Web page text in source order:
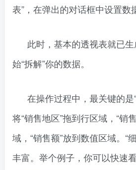
表”，在弹出的对话框中设置数
此时，基本的透视表就已
始“拆解”你的数据。
在操作过程中，最关键的是
将“销售地区”拖到行区域，“销
域，“销售额”放到数值区域。“
丰富。举个例子，你可以快速